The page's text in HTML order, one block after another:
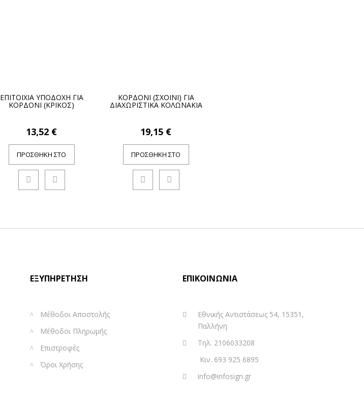
ΕΠΙΤΟΙΧΙΑ ΥΠΟΔΟΧΗ ΓΙΑ
ΚΟΡΔΟΝΙ (ΚΡΙΚΟΣ)
13,52 €
ΠΡΟΣΘΉΚΗ ΣΤΟ
ΚΟΡΔΟΝΙ (ΣΧΟΙΝΙ) ΓΙΑ
ΔΙΑΧΩΡΙΣΤΙΚΑ ΚΟΛΩΝΑΚΙΑ
19,15 €
ΠΡΟΣΘΉΚΗ ΣΤΟ
ΕΞΥΠΗΡΈΤΗΣΗ
Μέθοδοι Αποστολής
Μέθοδοι Πληρωμής
Επιστροφές
Όροι Χρήσης
ΕΠΙΚΟΙΝΩΝΊΑ
Εθνικής Αντιστάσεως 54, 15351,
Παλλήνη
Τηλ. 2106033208
Κιν. 693 925 6895
info@infosign.gr